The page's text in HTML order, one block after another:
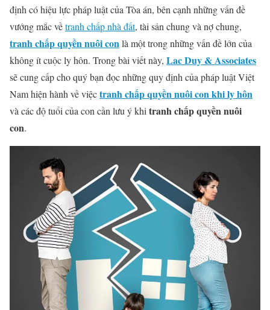
định có hiệu lực pháp luật của Tòa án, bên cạnh những vấn đề
vướng mắc vềtranh chấp nhà đất, tài sản chung và nợ chung,
tranh chấp quyền nuôi con là một trong những vấn đề lớn của
không ít cuộc ly hôn. Trong bài viết này, Lac Duy & Associates
sẽ cung cấp cho quý bạn đọc những quy định của pháp luật Việt
Nam hiện hành về việctranh chấp quyền nuôi con khi ly hôn
và các độ tuổi của con cần lưu ý khi tranh chấp quyền nuôi
con.